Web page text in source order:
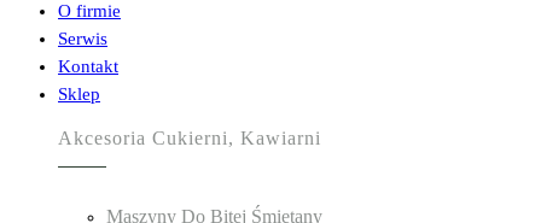
O firmie
Serwis
Kontakt
Sklep
Akcesoria Cukierni, Kawiarni
Maszyny Do Bitej Śmietany